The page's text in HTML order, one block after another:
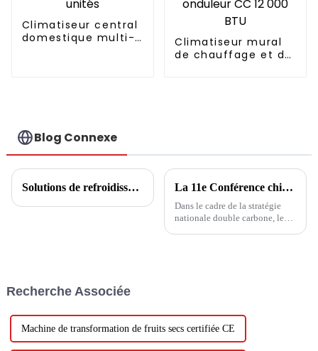
Climatiseur central
domestique multi-
Climatiseur mural
de chauffage et de
Blog Connexe
Solutions de refroidissement/chauffage domestique La 11e Conférence chinoise sur l'ingénierie des pompes à chaleur : développement de pompes à chaleur et complémentation multi-énergies
Dans le cadre de la stratégie
nationale double carbone, les
Recherche Associée
Machine de transformation de fruits secs certifiée CE